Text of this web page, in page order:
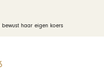
bewust haar eigen koers